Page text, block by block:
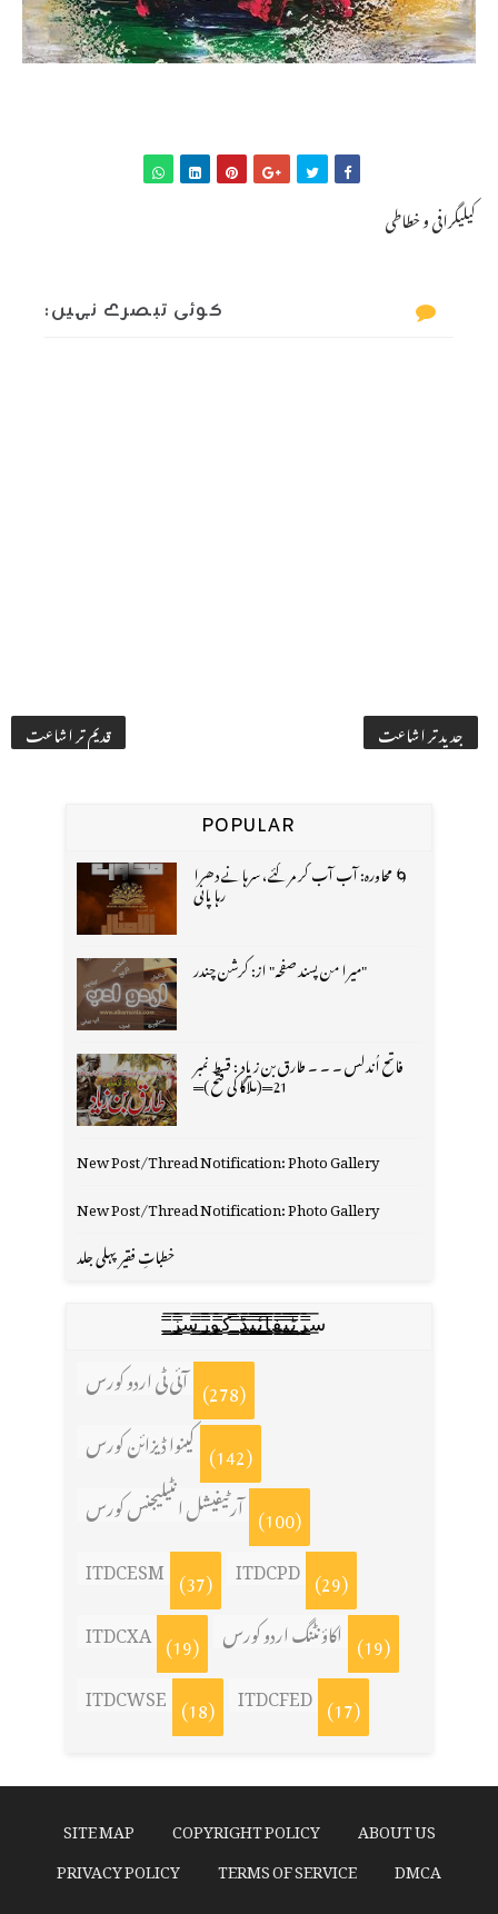
کیلیگرافی و خطاطی
کوئی تبصرے نہیں:
جدید تر اشاعت قدیم تر اشاعت
POPULAR
🌀 محاورہ: آب آب کر مر گئے، سرہانے دھرا
رہا پانی
"میرا من پسند صفحہ" از: کرشن چندر
فاتح اُندلس ۔ ۔ ۔ طارق بن زیاد : قسط نمبر
21═(ملاگا کی فتح )═
New Post/Thread Notification: Photo Gallery
New Post/Thread Notification: Photo Gallery
خطباتِ فقیر پہلی جلد
س̳̿͟͞ر̳̿͟͞ٹ̳̿͟͞ی̳̿͟͞ف̳̿͟͞ا̳̿͟͞ي̳̳̿ٔ̿͟͟͞͞ی̳̿͟͞ڈ̳̿͟͞ ̳̿͟͞ک̳̿͟͞و̳̿͟͞ر̳̿͟͞س̳̿͟͞ز̳̿͟͞
آئی ٹی اردو کورس (278)
کینوا ڈیزائن کورس (142)
آرٹیفیشل انٹیلیجنس کورس (100)
ITDCESM (37) ITDCPD (29)
ITDCXA (19) اکاؤنٹنگ اردو کورس (19)
ITDCWSE (18) ITDCFED (17)
ABOUT US
COPYRIGHT POLICY
SITE MAP
DMCA
TERMS OF SERVICE
PRIVACY POLICY